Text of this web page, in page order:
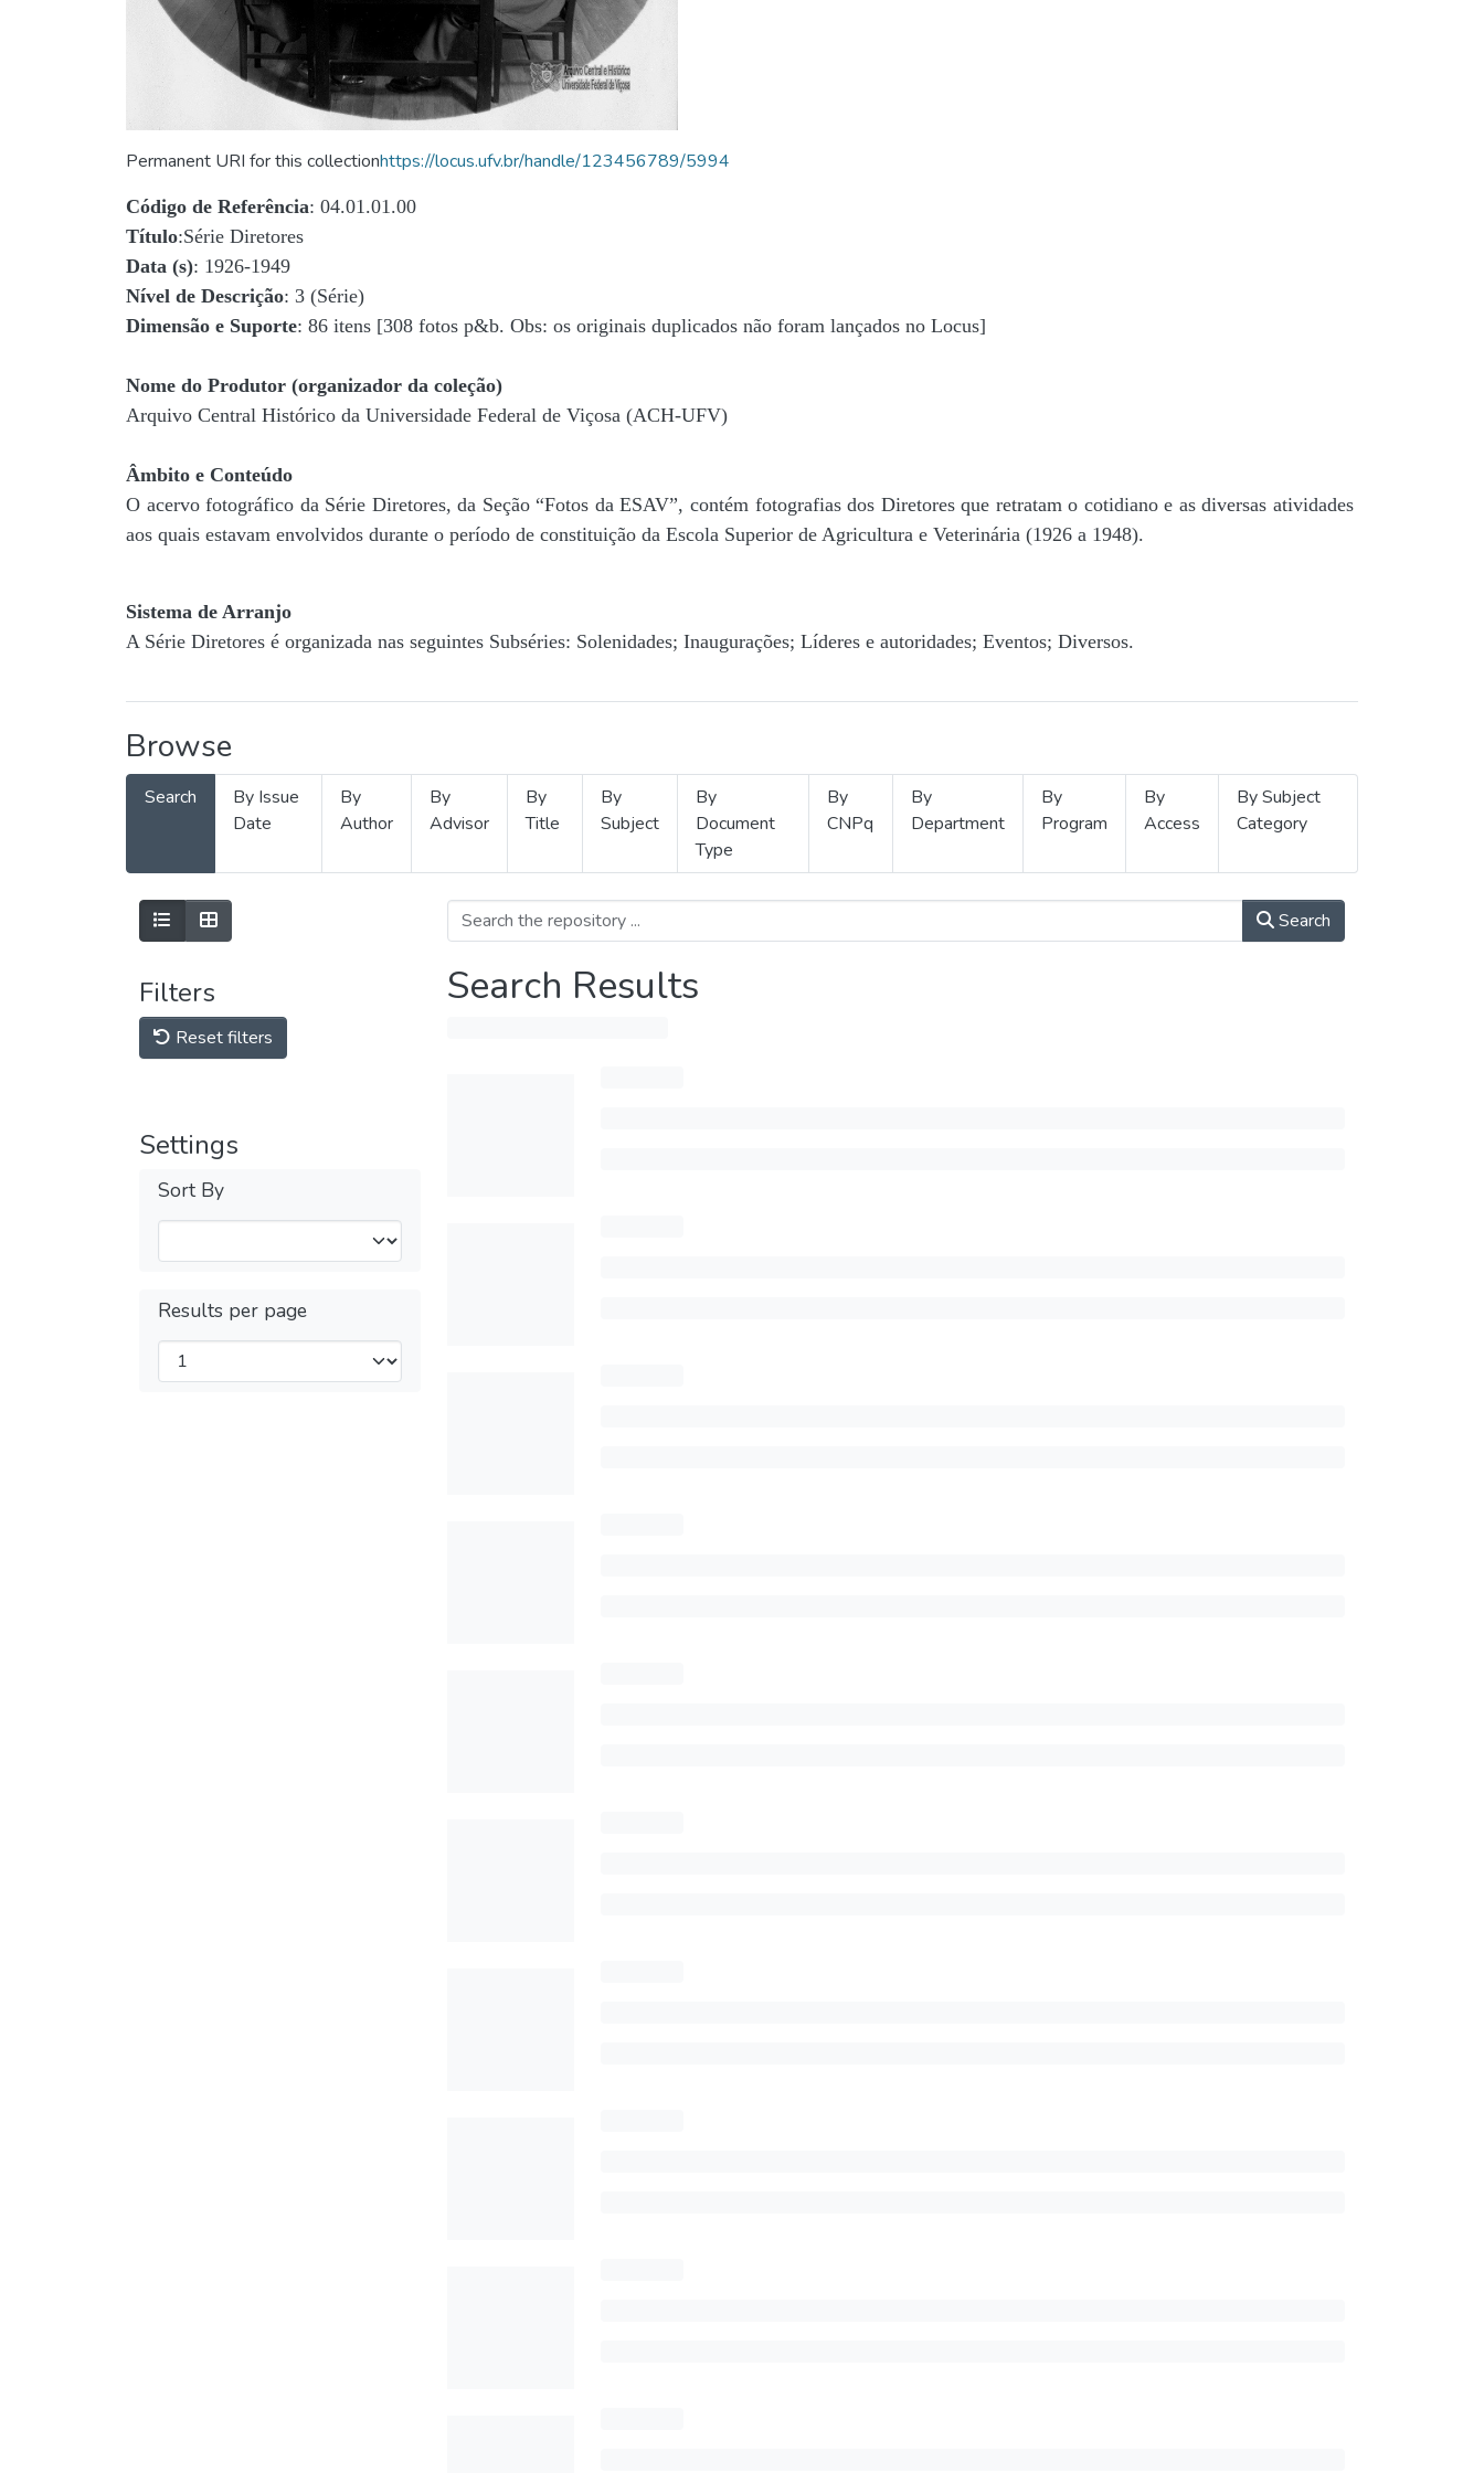
Permanent URI for this collectionhttps://locus.ufv.br/handle/123456789/5994
Código de Referência: 04.01.01.00
Título:Série Diretores
Data (s): 1926-1949
Nível de Descrição: 3 (Série)
Dimensão e Suporte: 86 itens [308 fotos p&b. Obs: os originais duplicados não foram lançados no Locus]
Nome do Produtor (organizador da coleção)
Arquivo Central Histórico da Universidade Federal de Viçosa (ACH-UFV)
Âmbito e Conteúdo
O acervo fotográfico da Série Diretores, da Seção “Fotos da ESAV”, contém fotografias dos Diretores que retratam o cotidiano e as diversas atividades
aos quais estavam envolvidos durante o período de constituição da Escola Superior de Agricultura e Veterinária (1926 a 1948).
Sistema de Arranjo
A Série Diretores é organizada nas seguintes Subséries: Solenidades; Inaugurações; Líderes e autoridades; Eventos; Diversos.
Browse
Search
By Issue
Date
By
Author
By
Advisor
By
Title
By
Subject
By
Document
Type
By
CNPq
By
Department
By
Program
By
Access
By Subject
Category
Filters
Reset filters
Settings
Sort By
Results per page
Search
Search Results